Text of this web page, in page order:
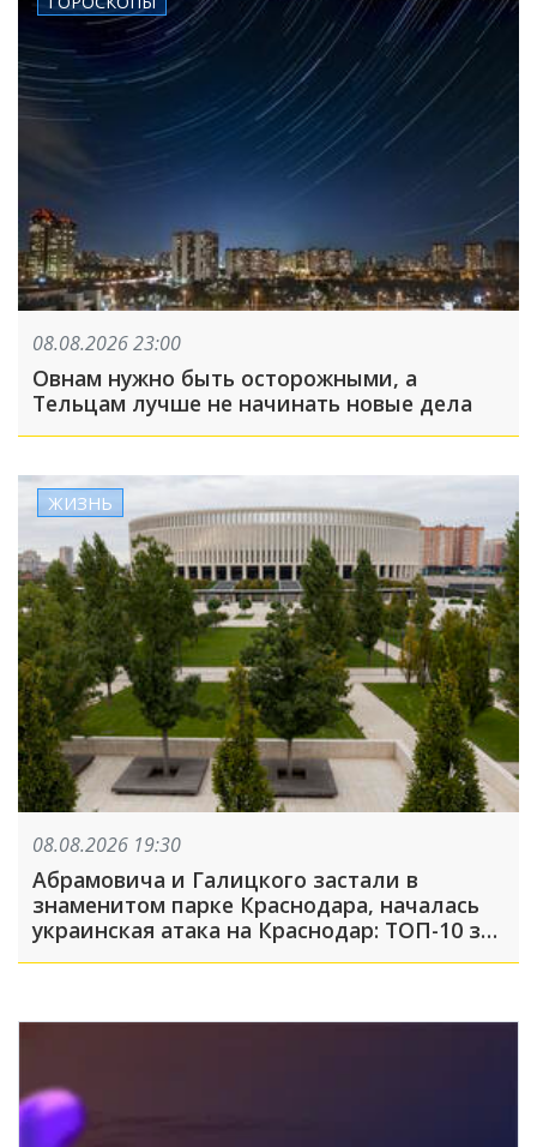
08.08.2026 23:00
Овнам нужно быть осторожными, а
Тельцам лучше не начинать новые дела
ЖИЗНЬ
08.08.2026 19:30
Абрамовича и Галицкого застали в
знаменитом парке Краснодара, началась
украинская атака на Краснодар: ТОП-10 за
неделю